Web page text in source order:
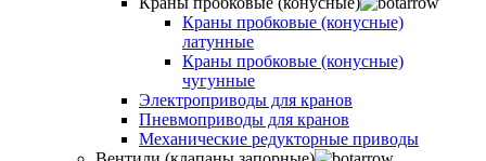
Краны пробковые (конусные)
латунные
Краны пробковые (конусные)
чугунные
Электроприводы для кранов
Пневмоприводы для кранов
Механические редукторные приводы